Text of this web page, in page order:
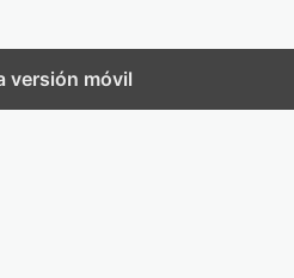
versión móvil